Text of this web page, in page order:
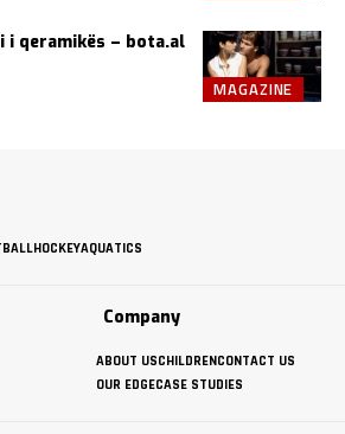
MAGAZINE
qeramikës – bota.al
HOCKEYAQUATICS
Company
ABOUT USCHILDRENCONTACT US
OUR EDGECASE STUDIES